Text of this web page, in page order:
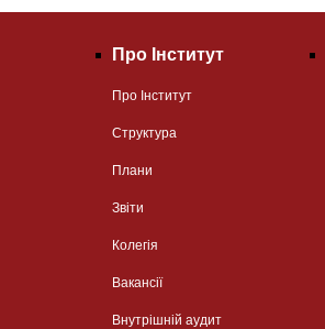
Про Інститут
Про Інститут
Структура
Плани
Звіти
Колегія
Вакансії
Внутрішній аудит